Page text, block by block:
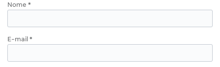
Nome *
E-mail *